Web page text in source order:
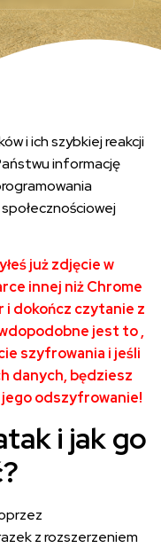
i ich szybkiej reakcji
informację
już zdjęcie w
innej niż Chrome
i dokończ czytanie z
jest to ,
szyfrowania i jeśli
danych, będziesz
jego odszyfrowanie!
i jak go
z rozszerzeniem